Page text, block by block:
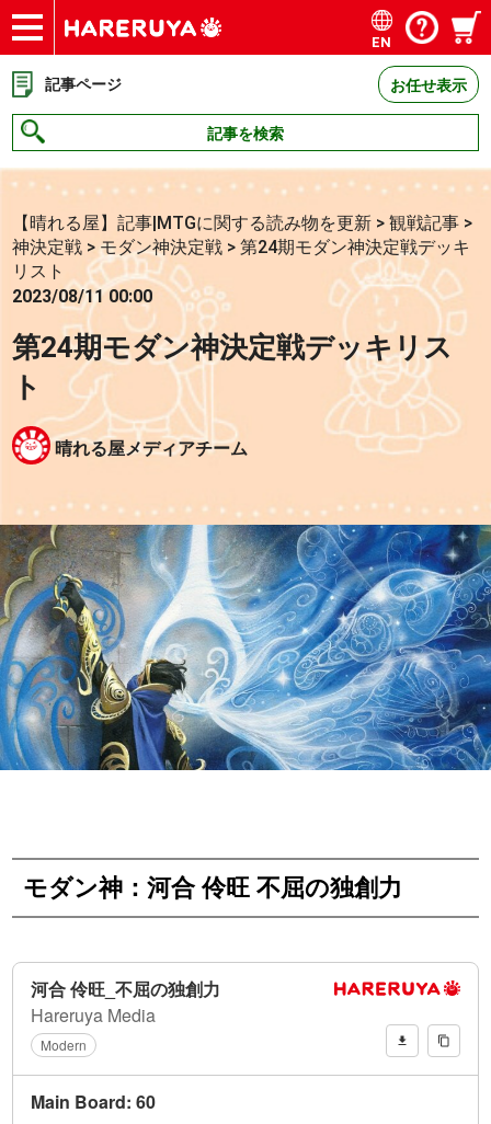
ショップ
買取
記事
デッキ検索
デッキ構築
選手一覧
店舗一覧
イベント
お問い合わせ
EN
記事ページ お任せ表示
記事を検索
【晴れる屋】記事|MTGに関する読み物を更新 >観戦記事 >
神決定戦 >モダン神決定戦 >第24期モダン神決定戦デッキ
リスト
2023/08/11 00:00
第24期モダン神決定戦デッキリス
ト
晴れる屋メディアチーム
モダン神：河合 伶旺 不屈の独創力